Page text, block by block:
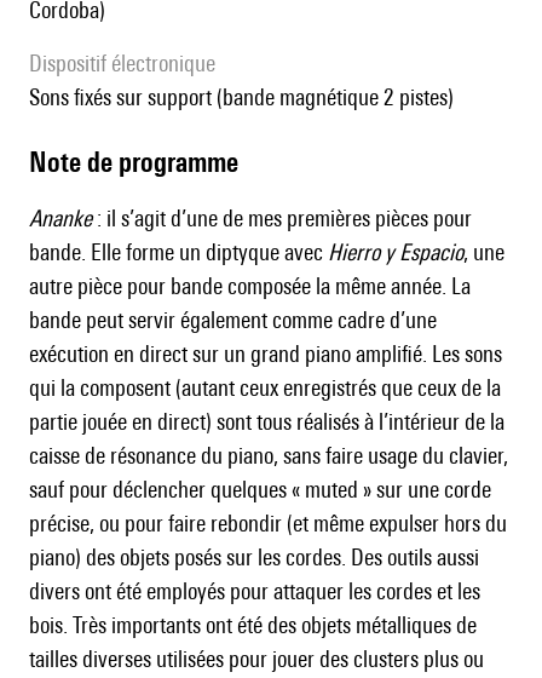
Cordoba)
Dispositif électronique
sons fixés sur support (bande magnétique 2 pistes)
Note de programme
Ananke: il s’agit d’une de mes premières pièces pour
bande. Elle forme un diptyque avec Hierro y Espacio, une
autre pièce pour bande composée la même année. La
bande peut servir également comme cadre d’une
exécution en direct sur un grand piano amplifié. Les sons
qui la composent (autant ceux enregistrés que ceux de la
partie jouée en direct) sont tous réalisés à l’intérieur de la
caisse de résonance du piano, sans faire usage du clavier,
sauf pour déclencher quelques « muted » sur une corde
précise, ou pour faire rebondir (et même expulser hors du
piano) des objets posés sur les cordes. Des outils aussi
divers ont été employés pour attaquer les cordes et les
bois. Très importants ont été des objets métalliques de
tailles diverses utilisées pour jouer des clusters plus ou